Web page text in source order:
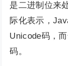
是二进制位来
际化表示，
Unicode码，
码。